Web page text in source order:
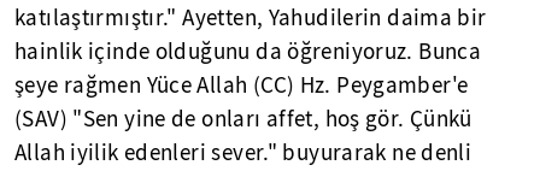
katılaştırmıştır." Ayetten, Yahudilerin daima bir
hainlik içinde olduğunu da öğreniyoruz. Bunca
şeye rağmen Yüce Allah (CC) Hz. Peygamber'e
(SAV) "Sen yine de onları affet, hoş gör. Çünkü
Allah iyilik edenleri sever." buyurarak ne denli